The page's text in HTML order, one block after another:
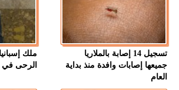
تسجيل 14 إصابة بالملاريا
جميعها إصابات وافدة منذ بداية
العام
ملك
الرحى في